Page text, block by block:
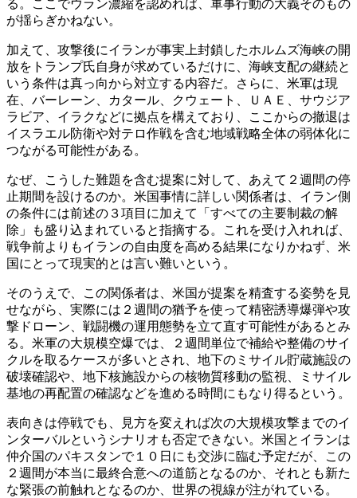
る。ここでウラン濃縮を認めれば、軍事行動の大義そのもの
が揺らぎかねない。
加えて、攻撃後にイランが事実上封鎖したホルムズ海峡の開
放をトランプ氏自身が求めているだけに、海峡支配の継続と
いう条件は真っ向から対立する内容だ。さらに、米軍は現
在、バーレーン、カタール、クウェート、ＵＡＥ、サウジア
ラビア、イラクなどに拠点を構えており、ここからの撤退は
イスラエル防衛や対テロ作戦を含む地域戦略全体の弱体化に
つながる可能性がある。
なぜ、こうした難題を含む提案に対して、あえて２週間の停
止期間を設けるのか。米国事情に詳しい関係者は、イラン側
の条件には前述の３項目に加えて「すべての主要制裁の解
除」も盛り込まれていると指摘する。これを受け入れれば、
戦争前よりもイランの自由度を高める結果になりかねず、米
国にとって現実的とは言い難いという。
そのうえで、この関係者は、米国が提案を精査する姿勢を見
せながら、実際には２週間の猶予を使って精密誘導爆弾や攻
撃ドローン、戦闘機の運用態勢を立て直す可能性があるとみ
る。米軍の大規模空爆では、２週間単位で補給や整備のサイ
クルを取るケースが多いとされ、地下のミサイル貯蔵施設の
破壊確認や、地下核施設からの核物質移動の監視、ミサイル
基地の再配置の確認などを進める時間にもなり得るという。
表向きは停戦でも、見方を変えれば次の大規模攻撃までのイ
ンターバルというシナリオも否定できない。米国とイランは
仲介国のパキスタンで１０日にも交渉に臨む予定だが、この
２週間が本当に最終合意への道筋となるのか、それとも新た
な緊張の前触れとなるのか、世界の視線が注がれている。